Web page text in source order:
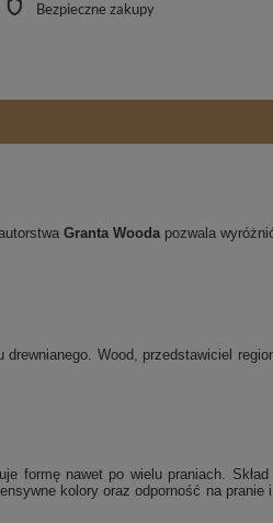
Bezpieczne zakupy
Granta Woodapozwala
Wood, przedstawiciel
formę nawet po wielu praniach. Skład
kolory oraz odporność na pranie